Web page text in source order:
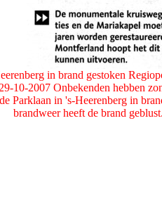
in brand gestoken
10-2007 Onbekenden hebben
Parklaan in 's-Heerenberg in
brandweer heeft de brand